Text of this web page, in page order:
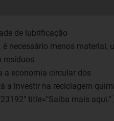
de lubrificação
é necessário menos material,
resíduos
economia circular dos
a investir na reciclagem
title="Saiba mais aqui." ]